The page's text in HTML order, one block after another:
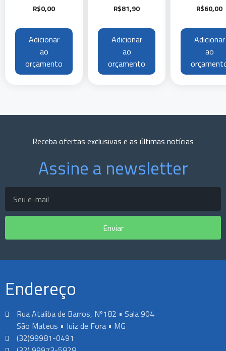
R$0,00
Adicionar
ao
orçamento
R$81,90
Adicionar
ao
orçamento
R$60,00
Adicionar
ao
Receba ofertas exclusivas e as últimas notícias
Assine a newsletter
Enviar
Endereço
Rua Ataliba de Barros, Nº182 • Sala 904
São Mateus • Juiz de Fora • MG
(32)99981-0491